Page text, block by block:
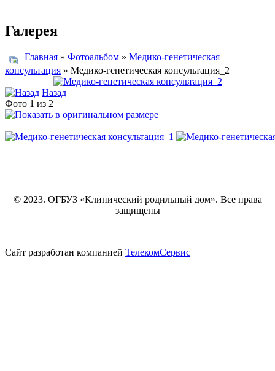
Галерея
Главная » Фотоальбом » Медико-генетическая
консультация » Медико-генетическая консультация_2
Назад
Фото 1 из 2
© 2023. ОГБУЗ «Клинический родильный дом». Все права
защищены
Сайт разработан компанией ТелекомСервис